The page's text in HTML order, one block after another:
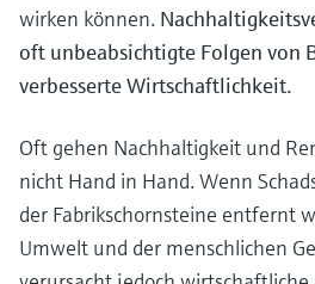
wirken können.
oft unbeabsichtigte Folgen von
verbesserte Wirtschaftlichkeit.
Oft gehen Nachhaltigkeit und
nicht Hand in Hand. Wenn
der Fabrikschornsteine entfernt
Umwelt und der menschlichen